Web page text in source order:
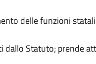
delle funzioni
dallo Statuto; prende